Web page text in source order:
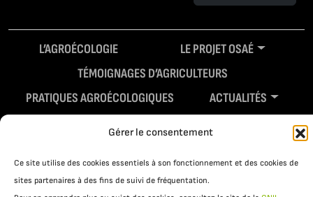
Gérer le consentement
Ce site utilise des cookies essentiels à son fonctionnement et des cookies de
sites partenaires à des fins de suivi de fréquentation.
L’AGROÉCOLOGIE
LE PROJET OSAÉ
TÉMOIGNAGES D’AGRICULTEURS
PRATIQUES AGROÉCOLOGIQUES
ACTUALITÉS